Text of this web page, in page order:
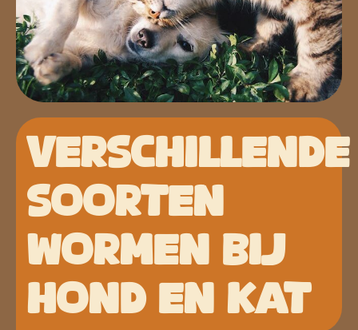
VERSCHILLENDE
SOORTEN
WORMEN BIJ
HOND EN KAT